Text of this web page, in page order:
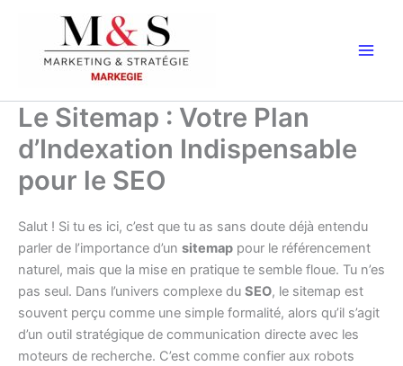
contenu
Le Sitemap : Votre Plan
d’Indexation Indispensable
pour le SEO
Salut ! Si tu es ici, c’est que tu as sans doute déjà entendu
parler de l’importance d’un sitemap pour le référencement
naturel, mais que la mise en pratique te semble floue. Tu n’es
pas seul. Dans l’univers complexe du SEO, le sitemap est
souvent perçu comme une simple formalité, alors qu’il s’agit
d’un outil stratégique de communication directe avec les
moteurs de recherche. C’est comme confier aux robots